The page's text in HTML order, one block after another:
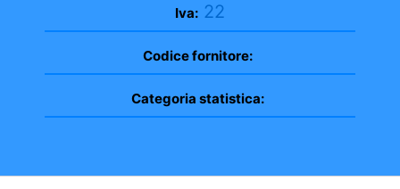
Iva: 22
Codice fornitore:
Categoria statistica: